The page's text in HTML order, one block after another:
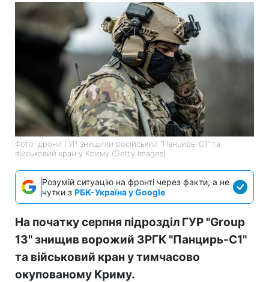
Фото: дрони ГУР знищили російський "Панцирь-С1" та
військовий кран у Криму (Getty Images)
Розумій ситуацію на фронті через факти, а не
чутки з РБК-Україна у Google
На початку серпня підрозділ ГУР "Group
13" знищив ворожий ЗРГК "Панцирь-С1"
та військовий кран у тимчасово
окупованому Криму.